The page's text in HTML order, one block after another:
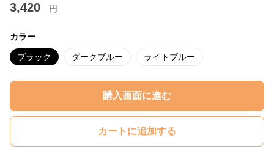
3,420 円
カラー
ブラック ダークブルー ライトブルー
購入画面に進む
カートに追加する